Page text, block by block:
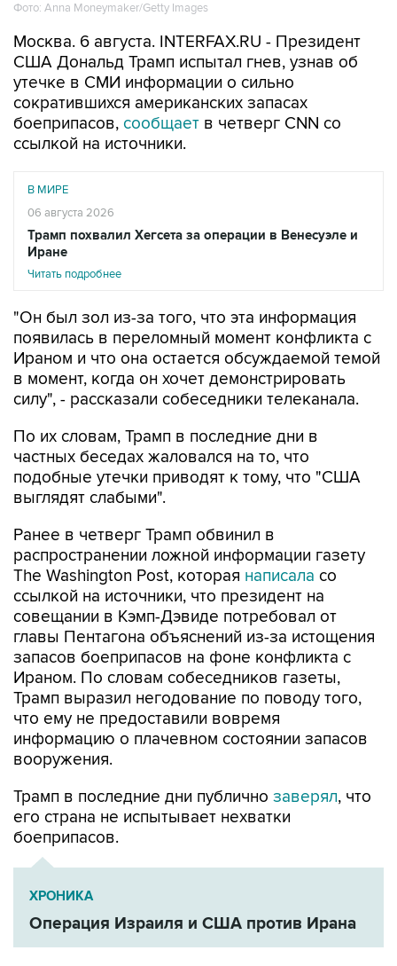
Фото: Anna Moneymaker/Getty Images
Москва. 6 августа. INTERFAX.RU - Президент
США Дональд Трамп испытал гнев, узнав об
утечке в СМИ информации о сильно
сократившихся американских запасах
боеприпасов, сообщает в четверг CNN со
ссылкой на источники.
В МИРЕ
06 августа 2026
Трамп похвалил Хегсета за операции в Венесуэле и
Иране
Читать подробнее
"Он был зол из-за того, что эта информация
появилась в переломный момент конфликта с
Ираном и что она остается обсуждаемой темой
в момент, когда он хочет демонстрировать
силу", - рассказали собеседники телеканала.
По их словам, Трамп в последние дни в
частных беседах жаловался на то, что
подобные утечки приводят к тому, что "США
выглядят слабыми".
Ранее в четверг Трамп обвинил в
распространении ложной информации газету
The Washington Post, которая написала со
ссылкой на источники, что президент на
совещании в Кэмп-Дэвиде потребовал от
главы Пентагона объяснений из-за истощения
запасов боеприпасов на фоне конфликта с
Ираном. По словам собеседников газеты,
Трамп выразил негодование по поводу того,
что ему не предоставили вовремя
информацию о плачевном состоянии запасов
вооружения.
Трамп в последние дни публично заверял, что
его страна не испытывает нехватки
боеприпасов.
ХРОНИКА
Операция Израиля и США против Ирана